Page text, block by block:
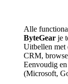
Alle
ByteGear je
Uitbellen met
CRM,
Eenvoudig
(Microsoft,